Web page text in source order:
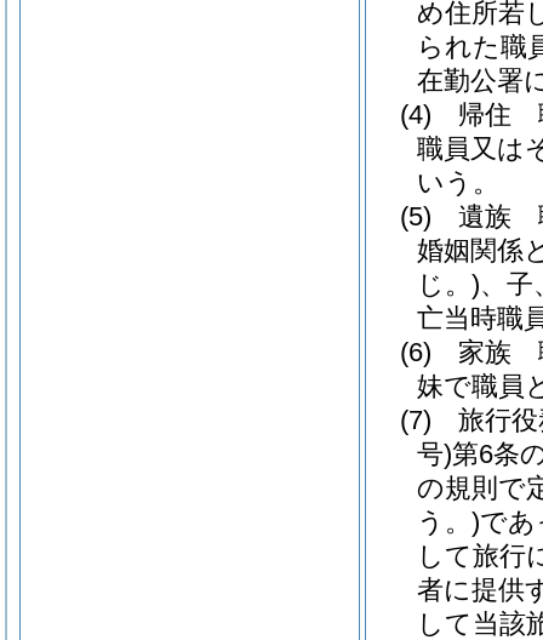
め住所若
られた職
在勤公署
(4)
帰住
職員又は
いう。
(5)
遺族
婚姻関係
じ。)、子
亡当時職
(6)
家族
妹で職員
(7)
旅行
号)第6条
の規則で
う。)であ
して旅行
者に提供
して当該